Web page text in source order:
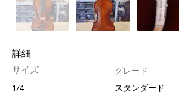
​詳細
​サイズ
1/4
​グレード
スタンダード